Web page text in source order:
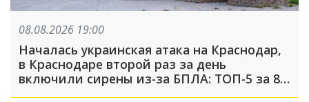
08.08.2026 19:00
Началась украинская атака на Краснодар,
в Краснодаре второй раз за день
включили сирены из-за БПЛА: ТОП-5 за 8